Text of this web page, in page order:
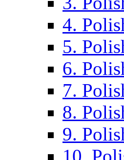
4.
5.
6.
7.
8.
9.
10.